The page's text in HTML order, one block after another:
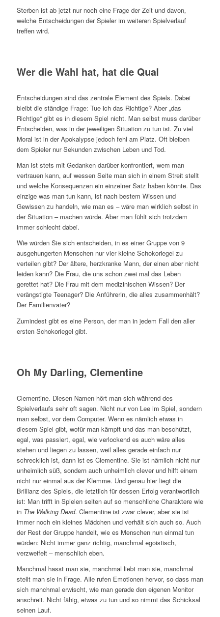
Sterben ist ab jetzt nur noch eine Frage der Zeit und davon,
welche Entscheidungen der Spieler im weiteren Spielverlauf
treffen wird.
Wer die Wahl hat, hat die Qual
Entscheidungen sind das zentrale Element des Spiels. Dabei
bleibt die ständige Frage: Tue ich das Richtige? Aber „das
Richtige“ gibt es in diesem Spiel nicht. Man selbst muss darüber
Entscheiden, was in der jeweiligen Situation zu tun ist. Zu viel
Moral ist in der Apokalypse jedoch fehl am Platz. Oft bleiben
dem Spieler nur Sekunden zwischen Leben und Tod.
Man ist stets mit Gedanken darüber konfrontiert, wem man
vertrauen kann, auf wessen Seite man sich in einem Streit stellt
und welche Konsequenzen ein einzelner Satz haben könnte. Das
einzige was man tun kann, ist nach bestem Wissen und
Gewissen zu handeln, wie man es – wäre man wirklich selbst in
der Situation – machen würde. Aber man fühlt sich trotzdem
immer schlecht dabei.
Wie würden Sie sich entscheiden, in es einer Gruppe von 9
ausgehungerten Menschen nur vier kleine Schokoriegel zu
verteilen gibt? Der ältere, herzkranke Mann, der einen aber nicht
leiden kann? Die Frau, die uns schon zwei mal das Leben
gerettet hat? Die Frau mit dem medizinischen Wissen? Der
verängstigte Teenager? Die Anführerin, die alles zusammenhält?
Der Familienvater?
Zumindest gibt es eine Person, der man in jedem Fall den aller
ersten Schokoriegel gibt.
Oh My Darling, Clementine
Clementine. Diesen Namen hört man sich während des
Spielverlaufs sehr oft sagen. Nicht nur von Lee im Spiel, sondern
man selbst, vor dem Computer. Wenn es nämlich etwas in
diesem Spiel gibt, wofür man kämpft und das man beschützt,
egal, was passiert, egal, wie verlockend es auch wäre alles
stehen und liegen zu lassen, weil alles gerade einfach nur
schrecklich ist, dann ist es Clementine. Sie ist nämlich nicht nur
unheimlich süß, sondern auch unheimlich clever und hilft einem
nicht nur einmal aus der Klemme. Und genau hier liegt die
Brillianz des Spiels, die letztlich für dessen Erfolg verantwortlich
ist: Man trifft in Spielen selten auf so menschliche Charaktere wie
in The Walking Dead. Clementine ist zwar clever, aber sie ist
immer noch ein kleines Mädchen und verhält sich auch so. Auch
der Rest der Gruppe handelt, wie es Menschen nun einmal tun
würden: Nicht immer ganz richtig, manchmal egoistisch,
verzweifelt – menschlich eben.
Manchmal hasst man sie, manchmal liebt man sie, manchmal
stellt man sie in Frage. Alle rufen Emotionen hervor, so dass man
sich manchmal erwischt, wie man gerade den eigenen Monitor
anschreit. Nicht fähig, etwas zu tun und so nimmt das Schicksal
seinen Lauf.